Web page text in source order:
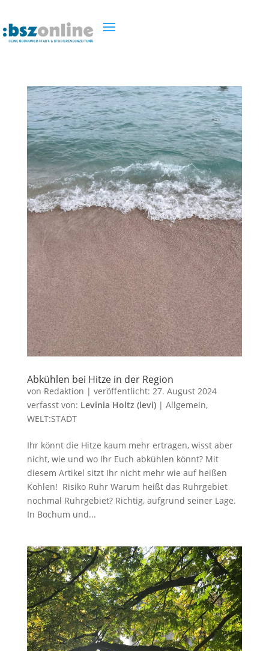
Abkühlen bei Hitze in der Region
von Redaktion | veröffentlicht: 27. August 2024
verfasst von: Levinia Holtz (levi)| Allgemein,
WELT:STADT
Ihr könnt die Hitze kaum mehr ertragen, wisst aber
nicht, wie und wo Ihr Euch abkühlen könnt? Mit
diesem Artikel sitzt Ihr nicht mehr wie auf heißen
Kohlen! Risiko Ruhr Warum heißt das Ruhrgebiet
nochmal Ruhrgebiet? Richtig, aufgrund seiner Lage.
In Bochum und...